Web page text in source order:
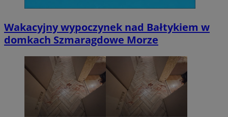
Wakacyjny wypoczynek nad Bałtykiem w
domkach Szmaragdowe Morze